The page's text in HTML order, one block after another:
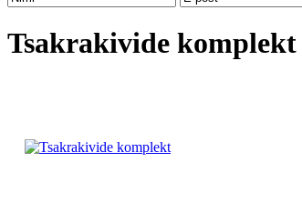
Tsakrakivide komplekt